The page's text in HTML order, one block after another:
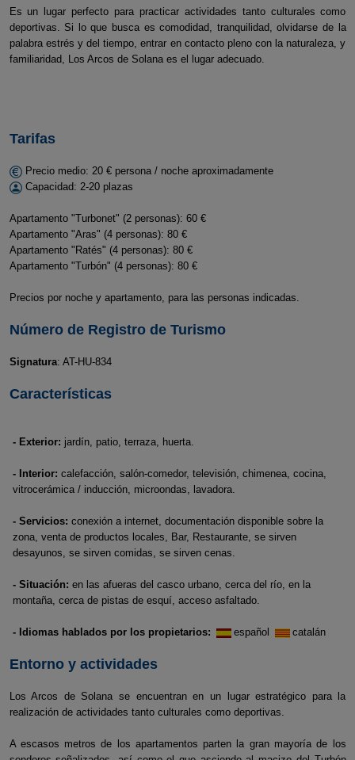
Es un lugar perfecto para practicar actividades tanto culturales como
deportivas. Si lo que busca es comodidad, tranquilidad, olvidarse de la
palabra estrés y del tiempo, entrar en contacto pleno con la naturaleza, y
familiaridad, Los Arcos de Solana es el lugar adecuado.
Tarifas
Precio medio: 20 € persona / noche aproximadamente
Capacidad: 2-20 plazas
Apartamento "Turbonet" (2 personas): 60 €
Apartamento "Aras" (4 personas): 80 €
Apartamento "Ratés" (4 personas): 80 €
Apartamento "Turbón" (4 personas): 80 €
Precios por noche y apartamento, para las personas indicadas.
Número de Registro de Turismo
Signatura: AT-HU-834
Características
- Exterior: jardín, patio, terraza, huerta.
- Interior: calefacción, salón-comedor, televisión, chimenea, cocina,
vitrocerámica / inducción, microondas, lavadora.
- Servicios: conexión a internet, documentación disponible sobre la
zona, venta de productos locales, Bar, Restaurante, se sirven
desayunos, se sirven comidas, se sirven cenas.
- Situación: en las afueras del casco urbano, cerca del río, en la
montaña, cerca de pistas de esquí, acceso asfaltado.
- Idiomas hablados por los propietarios: español catalán
Entorno y actividades
Los Arcos de Solana se encuentran en un lugar estratégico para la
realización de actividades tanto culturales como deportivas.
A escasos metros de los apartamentos parten la gran mayoría de los